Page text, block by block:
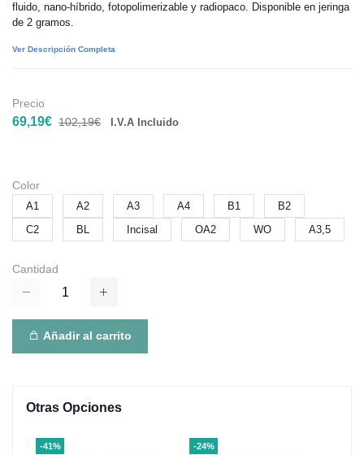
fluido, nano-híbrido, fotopolimerizable y radiopaco. Disponible en jeringa
de 2 gramos.
Ver Descripción Completa
Precio
69,19€ 102,19€ I.V.A Incluido
Color
A1 A2 A3 A4 B1
B2
C2
BL Incisal OA2 WO A3,5
Cantidad
Añadir al carrito
Otras Opciones
-41%
-24%